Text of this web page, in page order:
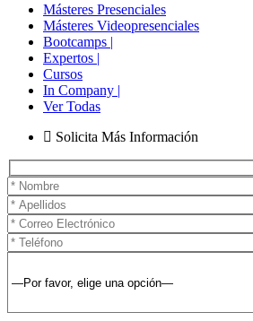
Másteres Presenciales
Másteres Videopresenciales
Bootcamps |
Expertos |
Cursos
In Company |
Ver Todas
Solicita Más Información